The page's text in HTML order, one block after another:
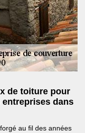
de toiture pour
dans
au fil des années